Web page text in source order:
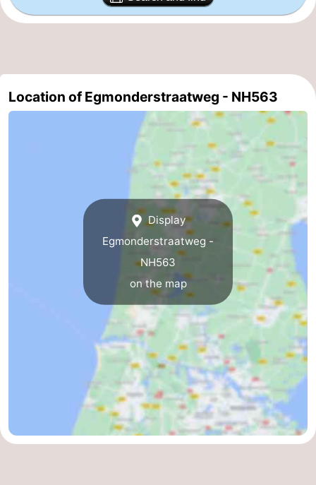
Leiden
Bollenstreek
Hollands
Noordwijk
-
Location of Egmonderstraatweg - NH563
Display
Egmonderstraatweg -
NH563
on the map